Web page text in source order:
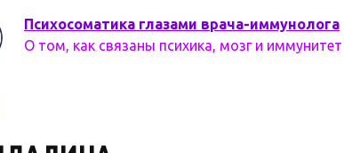
Психосоматика глазами врача-иммунолога
О том, как связаны психика, мозг и иммунитет